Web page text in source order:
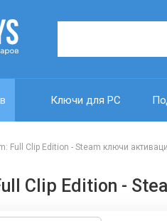
Ключи для PC
Full Clip Edition - Steam ключи
Clip Edition -